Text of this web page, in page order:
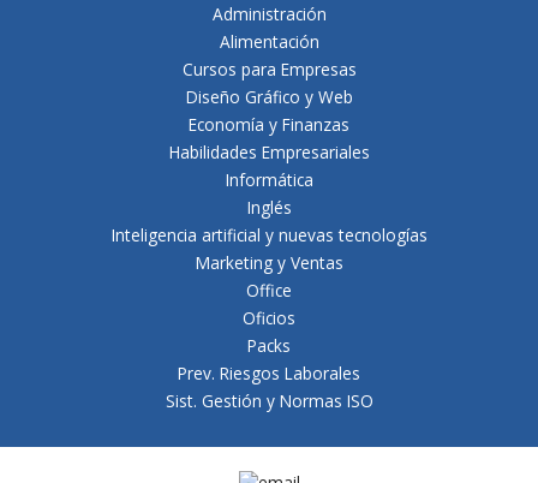
Administración
Alimentación
Cursos para Empresas
Diseño Gráfico y Web
Economía y Finanzas
Habilidades Empresariales
Informática
Inglés
Inteligencia artificial y nuevas tecnologías
Marketing y Ventas
Office
Oficios
Packs
Prev. Riesgos Laborales
Sist. Gestión y Normas ISO